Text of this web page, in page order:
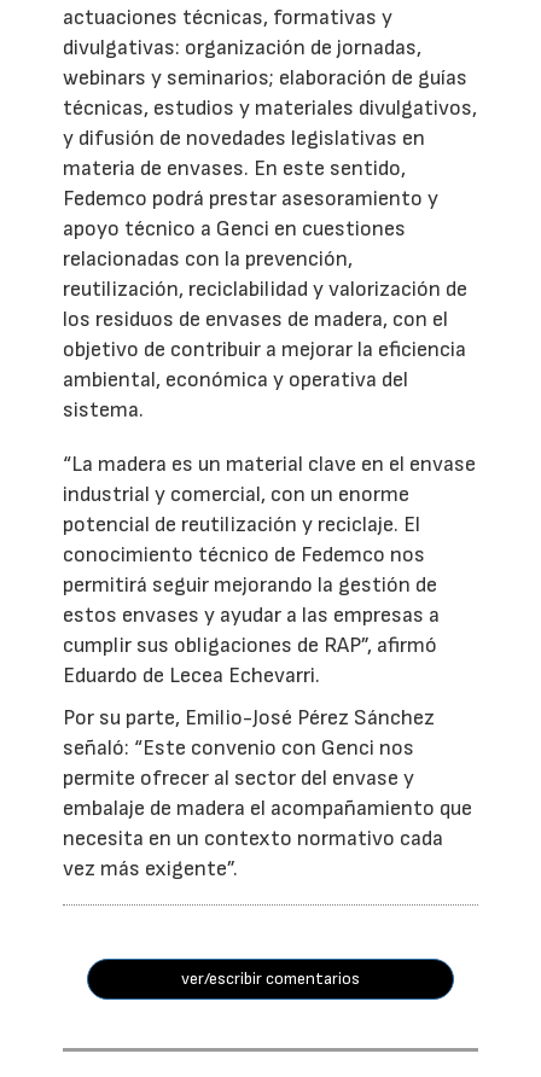
actuaciones técnicas, formativas y
divulgativas: organización de jornadas,
webinars y seminarios; elaboración de guías
técnicas, estudios y materiales divulgativos,
y difusión de novedades legislativas en
materia de envases. En este sentido,
Fedemco podrá prestar asesoramiento y
apoyo técnico a Genci en cuestiones
relacionadas con la prevención,
reutilización, reciclabilidad y valorización de
los residuos de envases de madera, con el
objetivo de contribuir a mejorar la eficiencia
ambiental, económica y operativa del
sistema.
“La madera es un material clave en el envase
industrial y comercial, con un enorme
potencial de reutilización y reciclaje. El
conocimiento técnico de Fedemco nos
permitirá seguir mejorando la gestión de
estos envases y ayudar a las empresas a
cumplir sus obligaciones de RAP”, afirmó
Eduardo de Lecea Echevarri.
Por su parte, Emilio-José Pérez Sánchez
señaló: “Este convenio con Genci nos
permite ofrecer al sector del envase y
embalaje de madera el acompañamiento que
necesita en un contexto normativo cada
vez más exigente”.
ver/escribir comentarios